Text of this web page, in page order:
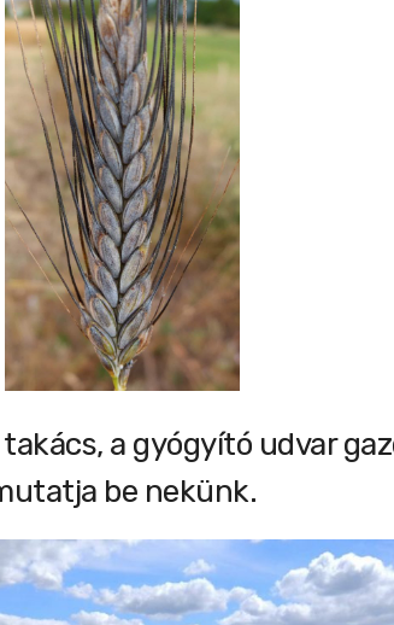
a gyógyító udvar
be nekünk.